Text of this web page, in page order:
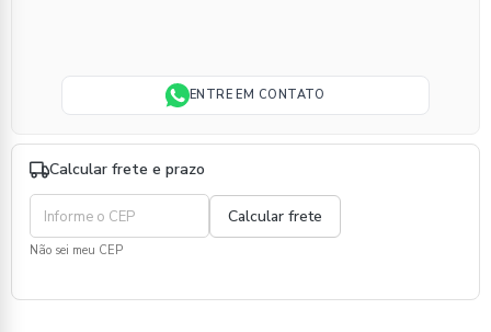
ENTRE EM CONTATO
Calcular frete e prazo
Não sei meu CEP